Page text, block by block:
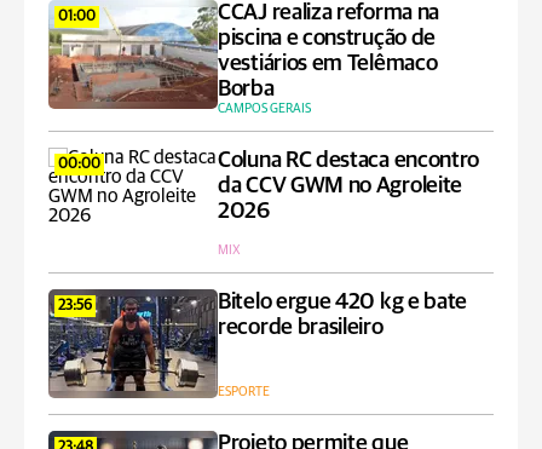
01:00
CCAJ realiza reforma na
piscina e construção de
vestiários em Telêmaco
Borba
CAMPOS GERAIS
00:00
Coluna RC destaca encontro
da CCV GWM no Agroleite
2026
MIX
23:56
Bitelo ergue 420 kg e bate
recorde brasileiro
ESPORTE
Projeto permite que